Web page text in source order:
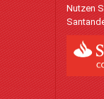
Nutzen